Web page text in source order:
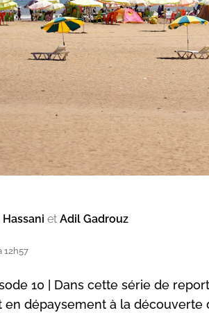
et Adil Gadrouz
12h57
10 | Dans cette série de
en dépaysement à la découverte